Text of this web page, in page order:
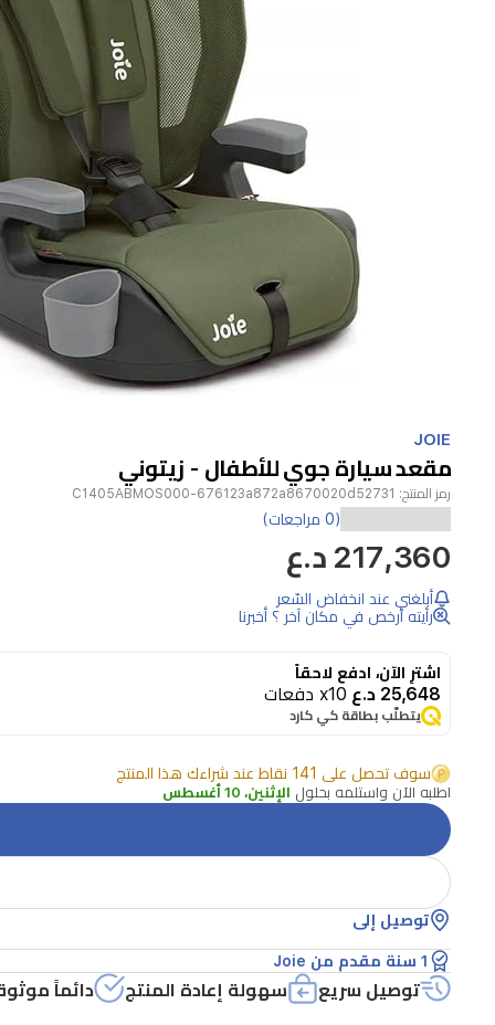
1
1
JOIE
مقعد سيارة جوي للأطفال - زيتوني
رمز المنتج: C1405ABMOS000-676123a872a8670020d52731
(0 مراجعات)
217,360 د.ع
أبلغني عند انخفاض السّعر
رأيته أرخص في مكان آخر ؟ أخبرنا
اشترِ الآن، ادفع لاحقاً
25,648 د.ع x10 دفعات
يتطلّب بطاقة كي كارد
سوف تحصل على 141 نقاط عند شراءك هذا المنتج
اطلبه الآن واستلمه بحلول الإثنين، 10 أغسطس
توصيل إلى
1 سنة مقدم من Joie
توصيل سريع سهولة إعادة المنتج دائماً